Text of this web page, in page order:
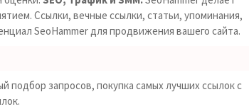
Ссылки, вечные ссылки, статьи, упоминания,
SeoHammer для продвижения вашего сайта.
запросов, покупка самых лучших ссылок с